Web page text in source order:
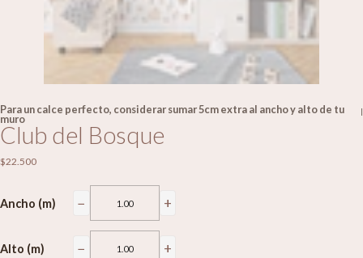
Para un calce perfecto, considerar sumar 5cm extra al ancho y alto de tu
muro
|
Club del Bosque
$22.500
Ancho (m) − +
Alto (m) − +